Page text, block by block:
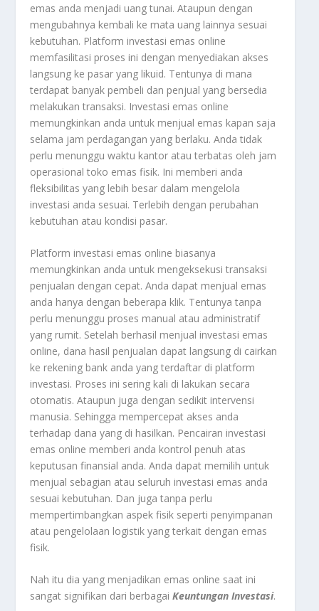
emas anda menjadi uang tunai. Ataupun dengan
mengubahnya kembali ke mata uang lainnya sesuai
kebutuhan. Platform investasi emas online
memfasilitasi proses ini dengan menyediakan akses
langsung ke pasar yang likuid. Tentunya di mana
terdapat banyak pembeli dan penjual yang bersedia
melakukan transaksi. Investasi emas online
memungkinkan anda untuk menjual emas kapan saja
selama jam perdagangan yang berlaku. Anda tidak
perlu menunggu waktu kantor atau terbatas oleh jam
operasional toko emas fisik. Ini memberi anda
fleksibilitas yang lebih besar dalam mengelola
investasi anda sesuai. Terlebih dengan perubahan
kebutuhan atau kondisi pasar.
Platform investasi emas online biasanya
memungkinkan anda untuk mengeksekusi transaksi
penjualan dengan cepat. Anda dapat menjual emas
anda hanya dengan beberapa klik. Tentunya tanpa
perlu menunggu proses manual atau administratif
yang rumit. Setelah berhasil menjual investasi emas
online, dana hasil penjualan dapat langsung di cairkan
ke rekening bank anda yang terdaftar di platform
investasi. Proses ini sering kali di lakukan secara
otomatis. Ataupun juga dengan sedikit intervensi
manusia. Sehingga mempercepat akses anda
terhadap dana yang di hasilkan. Pencairan investasi
emas online memberi anda kontrol penuh atas
keputusan finansial anda. Anda dapat memilih untuk
menjual sebagian atau seluruh investasi emas anda
sesuai kebutuhan. Dan juga tanpa perlu
mempertimbangkan aspek fisik seperti penyimpanan
atau pengelolaan logistik yang terkait dengan emas
fisik.
Nah itu dia yang menjadikan emas online saat ini
sangat signifikan dari berbagaiKeuntungan Investasi.